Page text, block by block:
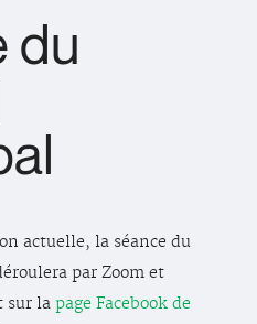
du
actuelle, la séance du
par Zoom et
sur la page Facebook de